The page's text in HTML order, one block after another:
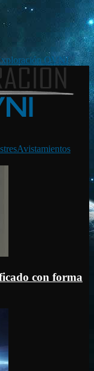
OVNI
Avistamientos
con forma